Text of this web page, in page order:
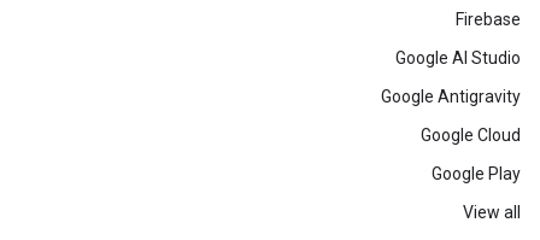
Firebase
Google AI Studio
Google Antigravity
Google Cloud
Google Play
View all